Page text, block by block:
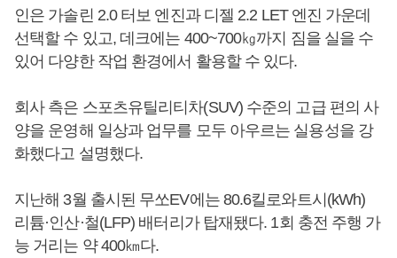
인은 가솔린 2.0 터보 엔진과 디젤 2.2 LET 엔진 가운데
선택할 수 있고, 데크에는 400~700㎏까지 짐을 실을 수
있어 다양한 작업 환경에서 활용할 수 있다.
회사 측은 스포츠유틸리티차(SUV) 수준의 고급 편의 사
양을 운영해 일상과 업무를 모두 아우르는 실용성을 강
화했다고 설명했다.
지난해 3월 출시된 무쏘EV에는 80.6킬로와트시(kWh)
리튬·인산·철(LFP) 배터리가 탑재됐다. 1회 충전 주행 가
능 거리는 약 400㎞다.